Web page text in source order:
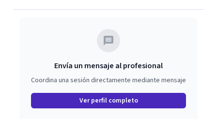
Envía un mensaje al profesional
Coordina una sesión directamente mediante mensaje
Ver perfil completo